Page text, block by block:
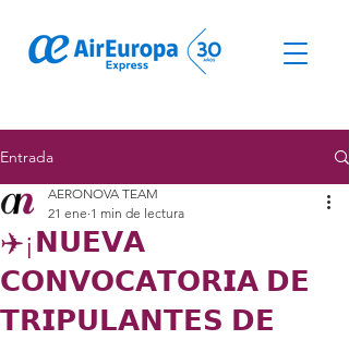
Entrada
✈️¡𝗡𝗨𝗘𝗩𝗔
𝗖𝗢𝗡𝗩𝗢𝗖𝗔𝗧𝗢𝗥𝗜𝗔 𝗗𝗘
𝗧𝗥𝗜𝗣𝗨𝗟𝗔𝗡𝗧𝗘𝗦 𝗗𝗘
AERONOVA TEAM
21 ene 1 min de lectura